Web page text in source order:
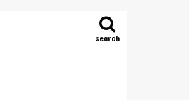
search